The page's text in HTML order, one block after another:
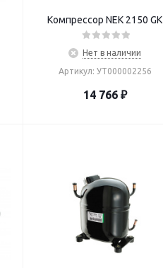
Компрессор NEK 2150 GK
Нет в наличии
Артикул: УТ000002256
14 766₽